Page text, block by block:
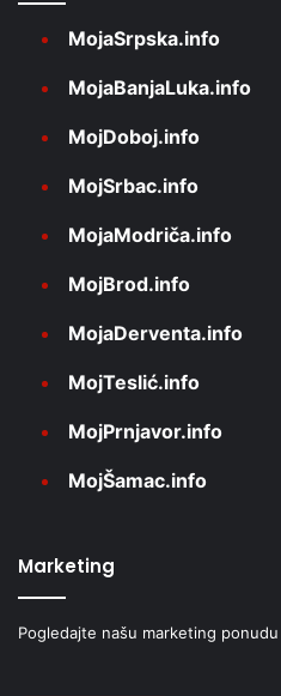
MojaSrpska.info
MojaBanjaLuka.info
MojDoboj.info
MojSrbac.info
MojaModriča.info
MojBrod.info
MojaDerventa.info
MojTeslić.info
MojPrnjavor.info
MojŠamac.info
Marketing
Pogledajte našu marketing